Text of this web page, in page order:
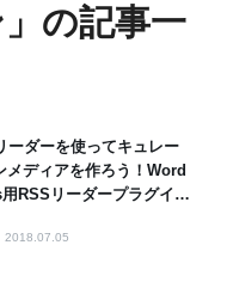
の記事一
ーダーを使ってキュレー
メディアを作ろう！Word
RSSリーダープラグイン
2018.07.05